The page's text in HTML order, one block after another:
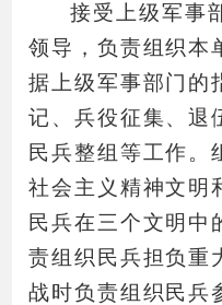
接受上级军事
领导，负责组织本
据上级军事部门的
记、兵役征集、退
民兵整组等工作。
社会主义精神文明
民兵在三个文明中
责组织民兵担负重
战时负责组织民兵